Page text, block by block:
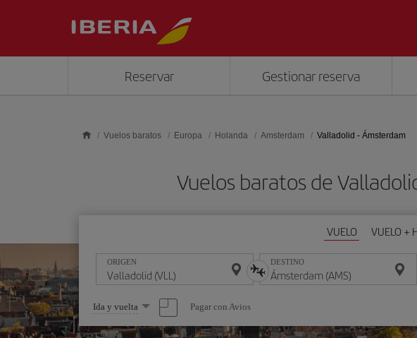
Reservar Gestionar reserva
Vuelos baratos Europa Holanda Amsterdam Valladolid - Ámsterdam
Vuelos baratos de
VUELO VUELO +
ORIGEN DESTINO
Seleccione
una
opción
Ida y vuelta Pagar con Avios